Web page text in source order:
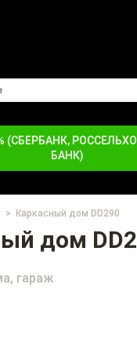
(СБЕРБАНК,
БАНК)
Каркасный дом DD290
дом
гараж